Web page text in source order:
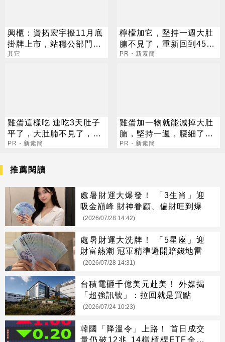
興櫃：資拓宏宇擬11月底
掛牌上市，站穩公部門標
案市佔龍頭，續擴張海外
其它
檸檬加它，堅持一週大肚
腩不見了，重新回到45公
斤
PR・新素簡
雞蛋這樣吃 連吃3天肚子
平了，大肚腩不見了，脂
肪沒了！
PR・新素簡
雞蛋加一物就能減掉大肚
腩，堅持一週，腰細了，
瘦到你懷疑人生！
PR・新素簡
推薦閱讀
處暑財運大爆發！ 「3生肖」迎
吸金巔峰 財神眷顧、偏財旺到爆
(2026/07/28 14:42)
處暑財運大洗牌！ 「5星座」迎
財富熱潮 冠軍精準避開賠錢地雷
(2026/07/28 14:31)
台積電砸千億美元赴美！ 外媒揭
「超強訊號」：拉回就是買點
(2026/07/24 10:23)
韓國「降溫令」上路！ 首日成交
量仍破12兆 14檔槓桿ETF全面